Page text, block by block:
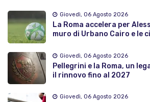
Giovedì, 06 Agosto 2026
La Roma accelera per
muro di Urbano Cairo e le
Giovedì, 06 Agosto 2026
Pellegrini e la Roma, un
il rinnovo fino al 2027
Giovedì, 06 Agosto 2026